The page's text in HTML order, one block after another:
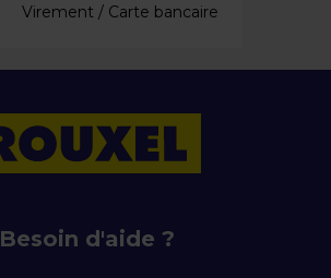
Virement / Carte bancaire
Besoin d'aide ?